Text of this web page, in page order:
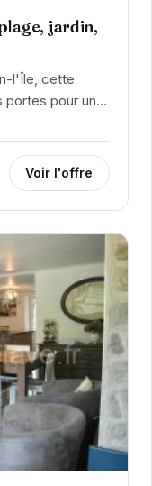
jardin,
l'Île, cette
portes pour un
et des...
Voir l'offre